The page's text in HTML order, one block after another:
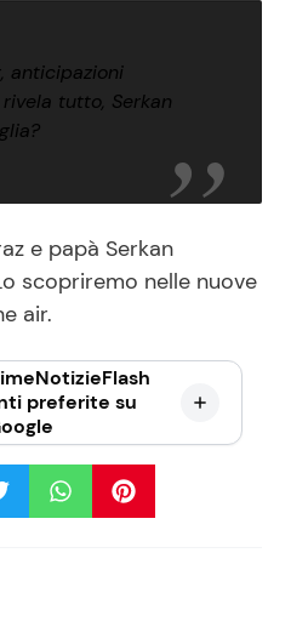
anticipazioni
tutto, Serkan
e papà Serkan
scopriremo nelle nuove
air.
preferite su